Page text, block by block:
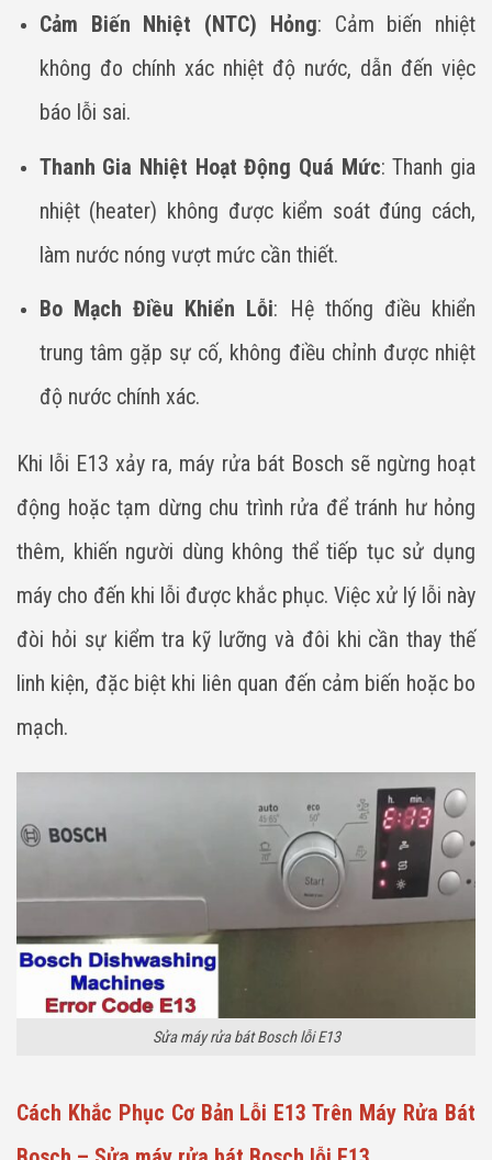
Cảm Biến Nhiệt (NTC) Hỏng: Cảm biến nhiệt
không đo chính xác nhiệt độ nước, dẫn đến việc
báo lỗi sai.
Thanh Gia Nhiệt Hoạt Động Quá Mức: Thanh gia
nhiệt (heater) không được kiểm soát đúng cách,
làm nước nóng vượt mức cần thiết.
Bo Mạch Điều Khiển Lỗi: Hệ thống điều khiển
trung tâm gặp sự cố, không điều chỉnh được nhiệt
độ nước chính xác.
Khi lỗi E13 xảy ra, máy rửa bát Bosch sẽ ngừng hoạt
động hoặc tạm dừng chu trình rửa để tránh hư hỏng
thêm, khiến người dùng không thể tiếp tục sử dụng
máy cho đến khi lỗi được khắc phục. Việc xử lý lỗi này
đòi hỏi sự kiểm tra kỹ lưỡng và đôi khi cần thay thế
linh kiện, đặc biệt khi liên quan đến cảm biến hoặc bo
mạch.
Sửa máy rửa bát Bosch lỗi E13
Cách Khắc Phục Cơ Bản Lỗi E13 Trên Máy Rửa Bát